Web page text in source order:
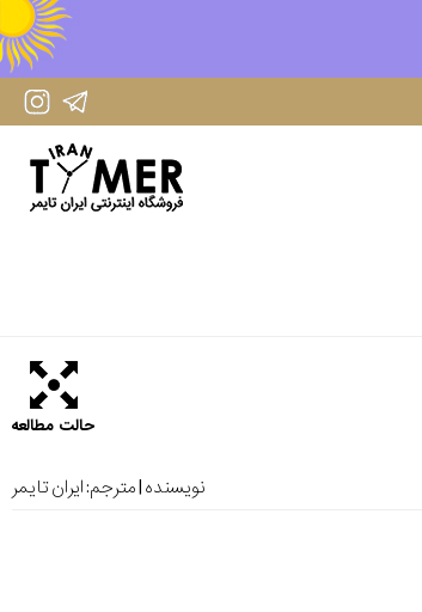
IranTimer Instagram Page
حالت مطالعه
نویسنده | مترجم:ایران تایمر